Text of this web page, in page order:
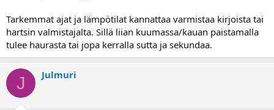
Tarkemmat ajat ja lämpötilat kannattaa varmistaa kirjoista tai
hartsin valmistajalta. Sillä liian kuumassa/kauan paistamalla
tulee haurasta tai jopa kerralla sutta ja sekundaa.
J Julmuri